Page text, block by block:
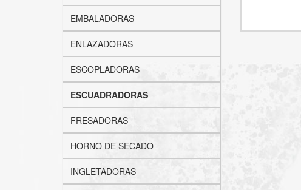
EMBALADORAS
ENLAZADORAS
ESCOPLADORAS
ESCUADRADORAS
FRESADORAS
HORNO DE SECADO
INGLETADORAS